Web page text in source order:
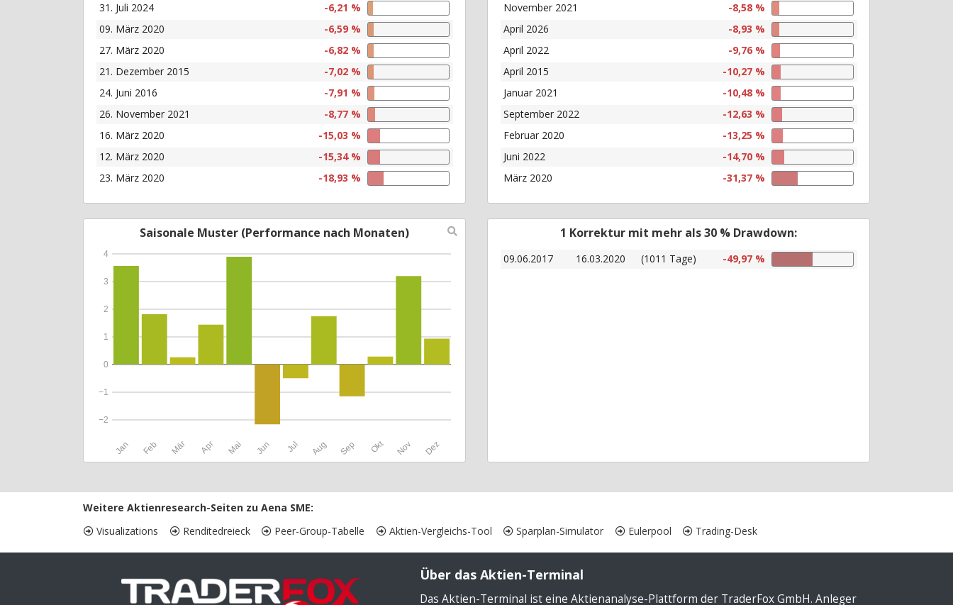
31. Juli 2024
-6,21 %
09. März 2020
-6,59 %
27. März 2020
-6,82 %
21. Dezember 2015
-7,02 %
24. Juni 2016
-7,91 %
26. November 2021
-8,77 %
16. März 2020
-15,03 %
12. März 2020
-15,34 %
23. März 2020
-18,93 %
November 2021
-8,58 %
April 2026
-8,93 %
April 2022
-9,76 %
April 2015
-10,27 %
Januar 2021
-10,48 %
September 2022
-12,63 %
Februar 2020
-13,25 %
Juni 2022
-14,70 %
März 2020
-31,37 %
Saisonale Muster (Performance nach Monaten)
Jan Feb Mär Apr Mai Jun Jul Aug Sep Okt Nov Dez
−2
−1
0
1
2
3
4
1 Korrektur mit mehr als 30 % Drawdown:
09.06.2017 16.03.2020 (1011 Tage) -49,97 %
Weitere Aktienresearch-Seiten zu Aena SME:
Visualizations
Renditedreieck Peer-Group-Tabelle Aktien-Vergleichs-Tool Sparplan-Simulator Eulerpool Trading-Desk
Über das Aktien-Terminal
Das Aktien-Terminal ist eine Aktienanalyse-Plattform der TraderFox GmbH. Anleger